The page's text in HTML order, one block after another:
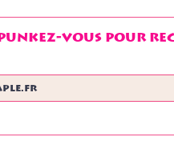
Salut
vous pour